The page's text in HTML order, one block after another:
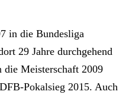
in die Bundesliga
29 Jahre durchgehend
die Meisterschaft 2009
Pokalsieg 2015. Auch